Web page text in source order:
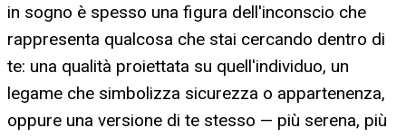
in sogno è spesso una figura dell'inconscio che
rappresenta qualcosa che stai cercando dentro di
te: una qualità proiettata su quell'individuo, un
legame che simbolizza sicurezza o appartenenza,
oppure una versione di te stesso — più serena, più